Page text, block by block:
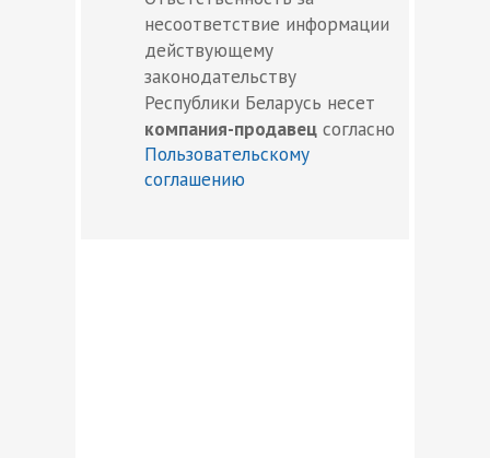
несоответствие информации
действующему
законодательству
Республики Беларусь несет
компания-продавец согласно
Пользовательскому
соглашению